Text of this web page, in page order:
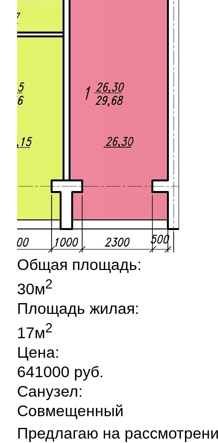
Общая площадь:
30м2
Площадь жилая:
17м2
Цена:
641000 руб.
Санузел:
Совмещенный
Предлагаю на